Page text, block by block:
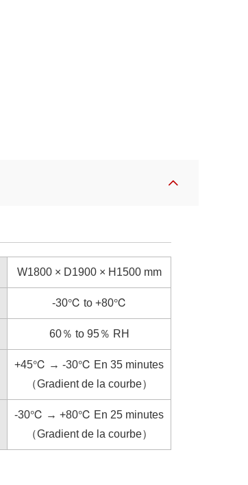
W1800 × D1900 × H1500 mm
-30℃ to +80℃
60％ to 95％ RH
+45℃ → -30℃ En 35 minutes
（Gradient de la courbe）
-30℃ → +80℃ En 25 minutes
（Gradient de la courbe）